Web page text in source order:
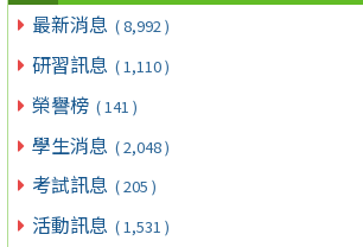
最新消息 ( 8,992 )
研習訊息 ( 1,110 )
榮譽榜 ( 141 )
學生消息 ( 2,048 )
考試訊息 ( 205 )
活動訊息 ( 1,531 )